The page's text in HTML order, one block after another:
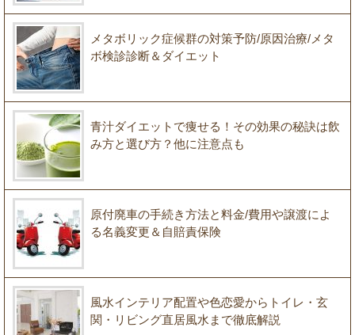
メタボリック症候群の対策予防/原因治療/メタ
ボ検診診断＆ダイエット
青汁ダイエットで痩せる！その効果の秘訣は飲
み方と選び方？他に注意点も
原付廃車の手続き方法と料金/費用や譲渡によ
る名義変更＆自賠責保険
風水インテリア配置や色恋愛からトイレ・玄
関・リビング直居風水まで徹底解説